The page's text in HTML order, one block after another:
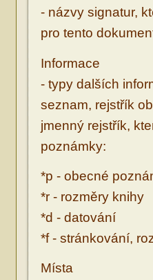
- názvy signatur,
pro tento
Informace
- typy dalších
seznam, rejstřík
jmenný rejstřík,
poznámky:
*p - obecné
*r - rozměry knihy
*d - datování
*f - stránkování,
Místa